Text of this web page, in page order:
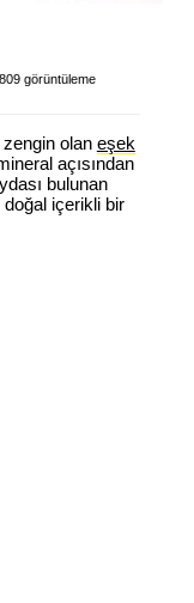
görüntüleme
olan eşek
açısından
bulunan
doğal içerikli bir